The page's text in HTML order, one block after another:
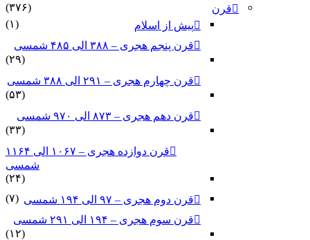
قرن
(۳۷۶)
پیش از اسلام
(۱)
قرن پنجم هجری – ۳۸۸ الی ۴۸۵ شمسی
(۲۹)
قرن چهارم هجری – ۲۹۱ الی ۳۸۸ شمسی
(۵۳)
قرن دهم هجری – ۸۷۳ الی ۹۷۰ شمسی
(۳۳)
قرن دوازده هجری – ۱۰۶۷ الی ۱۱۶۴
شمسی
(۲۴)
قرن دوم هجری – ۹۷ الی ۱۹۴ شمسی
(۷)
قرن سوم هجری – ۱۹۴ الی ۲۹۱ شمسی
(۱۲)